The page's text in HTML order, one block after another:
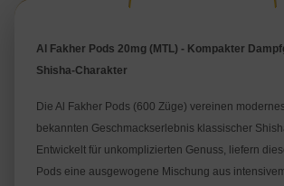
Al Fakher Pods 20mg (MTL) - Kompakter
Shisha-Charakter
Die Al Fakher Pods (600 Züge) vereinen
bekannten Geschmackserlebnis klassischer
Entwickelt für unkomplizierten Genuss, liefern
Pods eine ausgewogene Mischung aus